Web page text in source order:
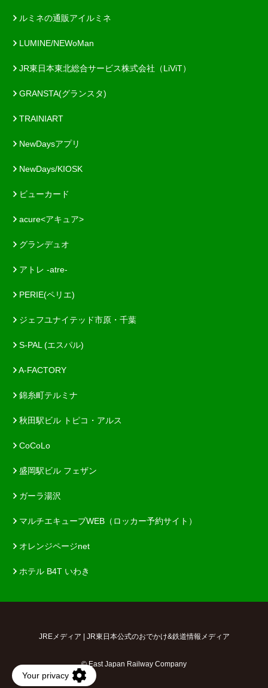
ルミネの通販アイルミネ
LUMINE/NEWoMan
JR東日本東北総合サービス株式会社（LiViT）
GRANSTA(グランスタ)
TRAINIART
NewDaysアプリ
NewDays/KIOSK
ビューカード
acure<アキュア>
グランデュオ
アトレ -atre-
PERIE(ペリエ)
ジェフユナイテッド市原・千葉
S-PAL (エスパル)
A-FACTORY
錦糸町テルミナ
秋田駅ビル トピコ・アルス
CoCoLo
盛岡駅ビル フェザン
ガーラ湯沢
マルチエキューブWEB（ロッカー予約サイト）
オレンジページnet
ホテル B4T いわき
JREメディア | JR東日本公式のおでかけ&鉄道情報メディア
© East Japan Railway Company